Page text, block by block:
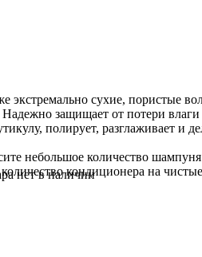
экстремально сухие, пористые
защищает от потери
полирует, разглаживает и
небольшое количество
кондиционера на
нет в наличии